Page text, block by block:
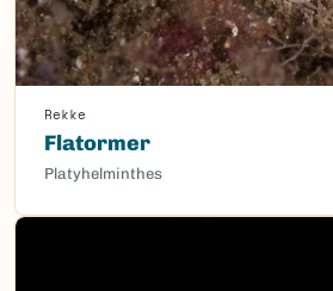
Rekke
Flatormer
Platyhelminthes